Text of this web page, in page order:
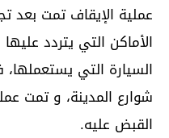
عملية الإيقاف تمت بعد
الأماكن التي يتردد
السيارة التي
شوارع المدينة، و تمت
القبض عليه.